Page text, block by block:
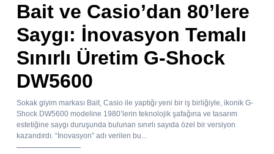
Bait ve Casio’dan 80’lere
Saygı: İnovasyon Temalı
Sınırlı Üretim G-Shock
DW5600
Sokak giyim markası Bait, Casio ile yaptığı yeni bir iş birliğiyle, ikonik G-
Shock DW5600 modeline 1980’lerin teknolojik şafağına ve tasarım
estetiğine saygı duruşunda bulunan sınırlı sayıda özel bir versiyon
kazandırdı. “İnovasyon” adı verilen bu...